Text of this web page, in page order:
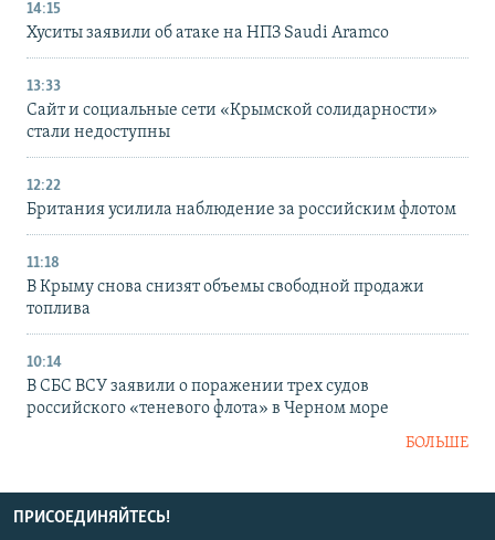
14:15
Хуситы заявили об атаке на НПЗ Saudi Aramco
13:33
Сайт и социальные сети «Крымской солидарности»
стали недоступны
12:22
Британия усилила наблюдение за российским флотом
11:18
В Крыму снова снизят объемы свободной продажи
топлива
10:14
В СБС ВСУ заявили о поражении трех судов
российского «теневого флота» в Черном море
БОЛЬШЕ
ПРИСОЕДИНЯЙТЕСЬ!